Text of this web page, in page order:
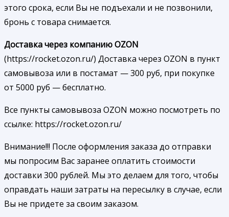
этого срока, если Вы не подъехали и не позвонили,
бронь с товара снимается.
Доставка через компанию OZON
(https://rocket.ozon.ru/) Доставка через OZON в пункт
самовывоза или в постамат — 300 руб, при покупке
от 5000 руб — бесплатно.
Все пункты самовывоза OZON можно посмотреть по
ссылке: https://rocket.ozon.ru/
Внимание!!! После оформления заказа до отправки
мы попросим Вас заранее оплатить стоимости
доставки 300 рублей. Мы это делаем для того, чтобы
оправдать наши затраты на пересылку в случае, если
Вы не придете за своим заказом.